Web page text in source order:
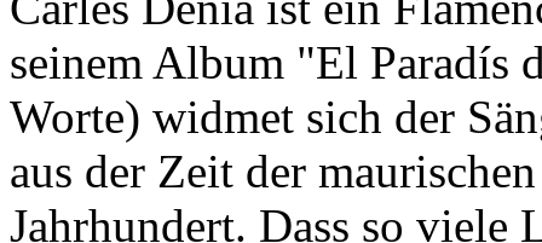
seinem Album "El Paradís
Worte) widmet sich der
aus der Zeit der
Jahrhundert. Dass so viele